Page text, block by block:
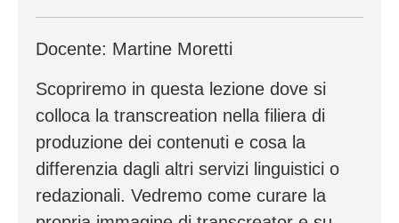
Docente: Martine Moretti
Scopriremo in questa lezione dove si
colloca la transcreation nella filiera di
produzione dei contenuti e cosa la
differenzia dagli altri servizi linguistici o
redazionali. Vedremo come curare la